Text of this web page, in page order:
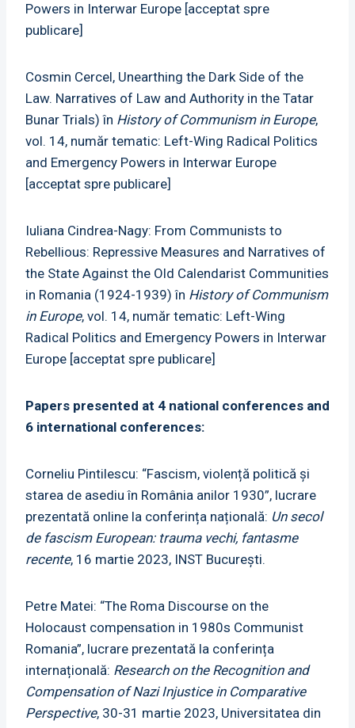
Powers in Interwar Europe [acceptat spre
publicare]
Cosmin Cercel, Unearthing the Dark Side of the
Law. Narratives of Law and Authority in the Tatar
Bunar Trials) în History of Communism in Europe,
vol. 14, număr tematic: Left-Wing Radical Politics
and Emergency Powers in Interwar Europe
[acceptat spre publicare]
Iuliana Cindrea-Nagy: From Communists to
Rebellious: Repressive Measures and Narratives of
the State Against the Old Calendarist Communities
in Romania (1924-1939) în History of Communism
in Europe, vol. 14, număr tematic: Left-Wing
Radical Politics and Emergency Powers in Interwar
Europe [acceptat spre publicare]
Papers presented at 4 national conferences and
6 international conferences:
Corneliu Pintilescu: “Fascism, violență politică și
starea de asediu în România anilor 1930”, lucrare
prezentată online la conferința națională: Un secol
de fascism European: trauma vechi, fantasme
recente, 16 martie 2023, INST București.
Petre Matei: “The Roma Discourse on the
Holocaust compensation in 1980s Communist
Romania”, lucrare prezentată la conferința
internațională: Research on the Recognition and
Compensation of Nazi Injustice in Comparative
Perspective, 30-31 martie 2023, Universitatea din